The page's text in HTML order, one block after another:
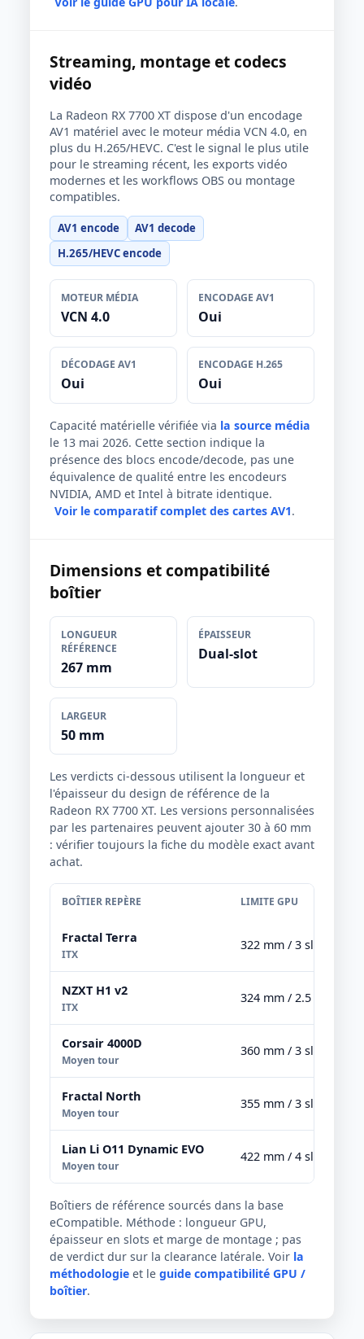
Streaming, montage et codecs
vidéo
La Radeon RX 7700 XT dispose d'un encodage
AV1 matériel avec le moteur média VCN 4.0, en
plus du H.265/HEVC. C'est le signal le plus utile
pour le streaming récent, les exports vidéo
modernes et les workflows OBS ou montage
compatibles.
AV1 encode
AV1 decode
H.265/HEVC encode
MOTEUR MÉDIA
VCN 4.0
ENCODAGE AV1
Oui
DÉCODAGE AV1
Oui
ENCODAGE H.265
Oui
Capacité matérielle vérifiée via la source média
le 13 mai 2026. Cette section indique la
présence des blocs encode/decode, pas une
équivalence de qualité entre les encodeurs
NVIDIA, AMD et Intel à bitrate identique.
Voir le comparatif complet des cartes AV1.
Dimensions et compatibilité
boîtier
LONGUEUR
RÉFÉRENCE
267 mm
ÉPAISSEUR
Dual-slot
LARGEUR
50 mm
Les verdicts ci-dessous utilisent la longueur et
l'épaisseur du design de référence de la
Radeon RX 7700 XT. Les versions personnalisées
par les partenaires peuvent ajouter 30 à 60 mm
: vérifier toujours la fiche du modèle exact avant
achat.
BOÎTIER REPÈRE LIMITE GPU
Fractal Terra
ITX
322 mm / 3 slots
NZXT H1 v2
ITX
324 mm / 2.5 slots
Corsair 4000D
Moyen tour
360 mm / 3 slots
Fractal North
Moyen tour
355 mm / 3 slots
Lian Li O11 Dynamic EVO
Moyen tour
422 mm / 4 slots
Boîtiers de référence sourcés dans la base
eCompatible. Méthode : longueur GPU,
épaisseur en slots et marge de montage ; pas
de verdict dur sur la clearance latérale. Voir la
méthodologie et le guide compatibilité GPU /
boîtier.